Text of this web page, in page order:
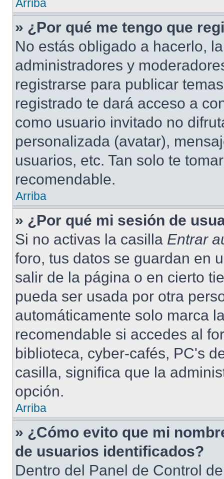
Arriba
» ¿Por qué me tengo que
No estás obligado a hacerlo,
administradores y
registrarse para publicar
registrado te dará acceso a
como usuario invitado no
personalizada (avatar),
usuarios, etc. Tan solo te
recomendable.
Arriba
» ¿Por qué mi sesión de
Si no activas la casilla Entrar
foro, tus datos se guardan en
salir de la página o en cierto
pueda ser usada por otra
automáticamente solo marca
recomendable si accedes al
biblioteca, cyber-cafés, PC's
casilla, significa que la
opción.
Arriba
» ¿Cómo evito que mi
de usuarios identificados?
Dentro del Panel de Control